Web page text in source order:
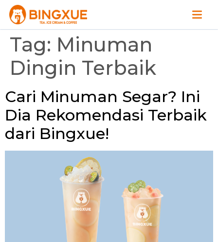
Tag: Minuman
Dingin Terbaik
Cari Minuman Segar? Ini
Dia Rekomendasi Terbaik
dari Bingxue!